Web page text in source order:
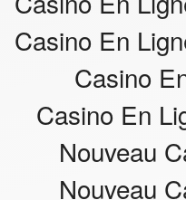
Casino En
Casino
Casino En
Nouveau
Nouveau